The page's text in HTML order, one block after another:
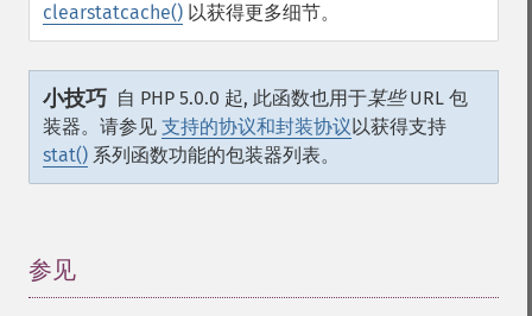
clearstatcache() 以获得更多细节。
小技巧 自 PHP 5.0.0 起, 此函数也用于某些URL 包
装器。请参见 支持的协议和封装协议以获得支持
stat() 系列函数功能的包装器列表。
参见